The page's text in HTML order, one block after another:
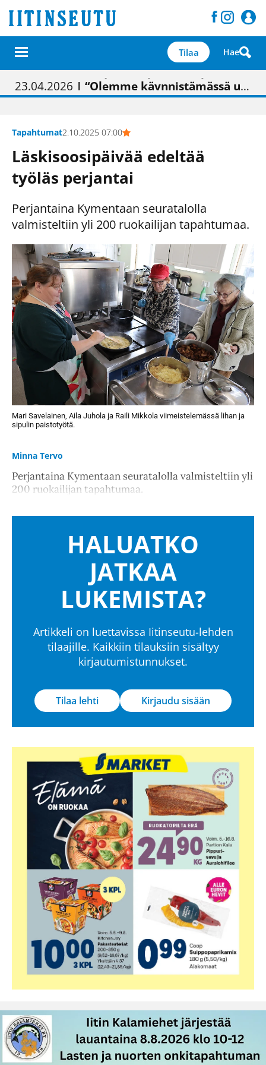
Tilaa Hae
01.02.2026 | Painon vaihtumisen pitäisi näkyä hieman parempana painojäljen laatuna lehdessä
05.02.2026 | Uudistettu kunnantalo on valoisa
23.04.2026 | “Olemme käynnistämässä uudelleen keskustavisiotyön”
09.05.2026| "Maalla on totuttu elämään omavaraisemmin kuin kaupungissa"
Tapahtumat2.10.2025 07:00
Läskisoosipäivää edeltää
työläs perjantai
Perjantaina Kymentaan seuratalolla
valmisteltiin yli 200 ruokailijan tapahtumaa.
Mari Savelainen, Aila Juhola ja Raili Mikkola viimeistelemässä lihan ja
sipulin paistotyötä.
Minna Tervo
Perjantaina Kymentaan seuratalolla valmisteltiin yli
200 ruokailijan tapahtumaa.
HALUATKO
JATKAA
LUKEMISTA?
Artikkeli on luettavissa Iitinseutu-lehden
tilaajille. Kaikkiin tilauksiin sisältyy
kirjautumistunnukset.
Tilaa lehti Kirjaudu sisään